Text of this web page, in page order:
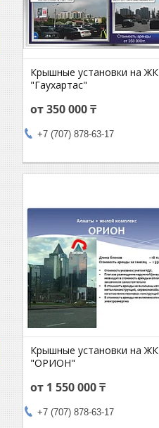
Крышные установки на ЖК
"Гаухартас"
от 350 000 ₸
+7 (707) 878-63-17
Крышные установки на ЖК
"ОРИОН"
от 1 550 000 ₸
+7 (707) 878-63-17